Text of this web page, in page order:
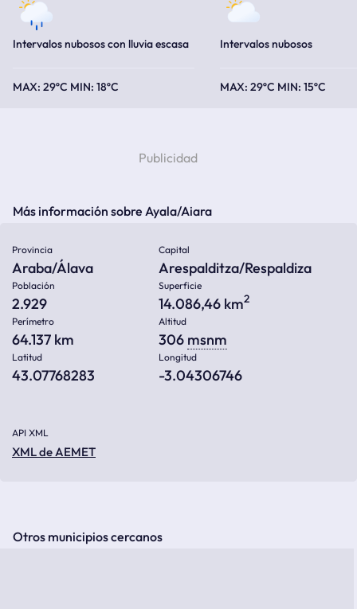
Intervalos nubosos con lluvia escasa
29ºC 18ºC
Intervalos nubosos
29ºC 15ºC
Más información sobre Ayala/Aiara
Provincia
Araba/Álava
Capital
Arespalditza/Respaldiza
Población
2.929
Superficie
14.086,46 km2
Perímetro
64.137 km
Altitud
306 msnm
Latitud
43.07768283
Longitud
-3.04306746
API XML
XML de AEMET
Otros municipios cercanos